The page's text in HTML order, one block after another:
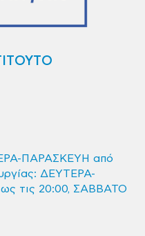
ΠΑΡΑΣΚΕΥΗ από
ΔΕΥΤΕΡΑ-
τις 20:00, ΣΑΒΒΑΤΟ